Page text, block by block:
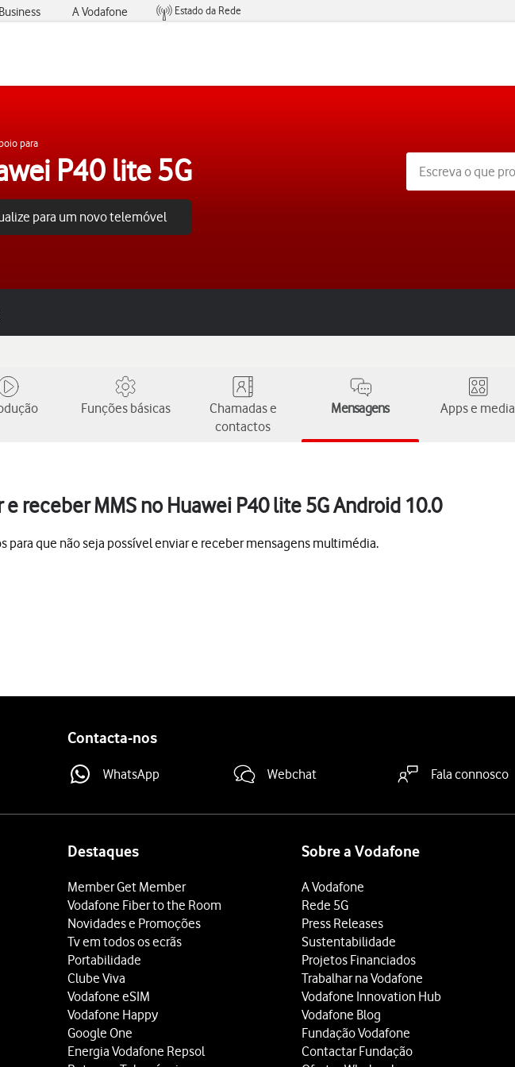
Business A Vodafone
Estado da Rede
para
P40 lite 5G
para um novo telemóvel
Funções básicas
Chamadas e
contactos
Mensagens Apps e media
receber MMS no Huawei P40 lite 5G Android 10.0
para que não seja possível enviar e receber mensagens multimédia.
Contacta-nos
WhatsApp Webchat Fala connosco
Destaques
Member Get Member
Vodafone Fiber to the Room
Novidades e Promoções
Tv em todos os ecrãs
Portabilidade
Clube Viva
Vodafone eSIM
Vodafone Happy
Google One
Energia Vodafone Repsol
Sobre a Vodafone
A Vodafone
Rede 5G
Press Releases
Sustentabilidade
Projetos Financiados
Trabalhar na Vodafone
Vodafone Innovation Hub
Vodafone Blog
Fundação Vodafone
Contactar Fundação